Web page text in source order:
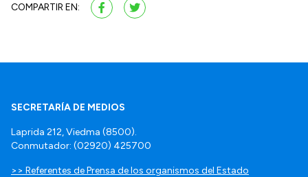
COMPARTIR EN:
SECRETARÍA DE MEDIOS
Laprida 212, Viedma (8500).
Conmutador: (02920) 425700
>> Referentes de Prensa de los organismos del Estado